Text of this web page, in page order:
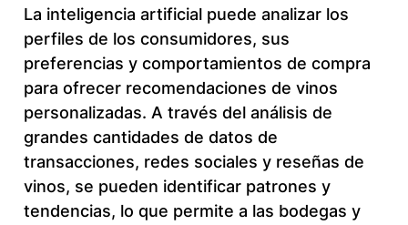
La inteligencia artificial puede analizar los
perfiles de los consumidores, sus
preferencias y comportamientos de compra
para ofrecer recomendaciones de vinos
personalizadas. A través del análisis de
grandes cantidades de datos de
transacciones, redes sociales y reseñas de
vinos, se pueden identificar patrones y
tendencias, lo que permite a las bodegas y